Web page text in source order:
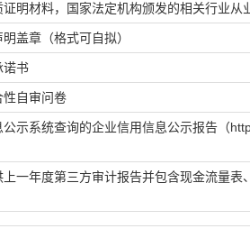
明材料，国家法定机构颁发的相关行业从
盖章（格式可自拟）
诺书
自审问卷
示系统查询的企业信用信息公示报告（
一年度第三方审计报告并包含现金流量